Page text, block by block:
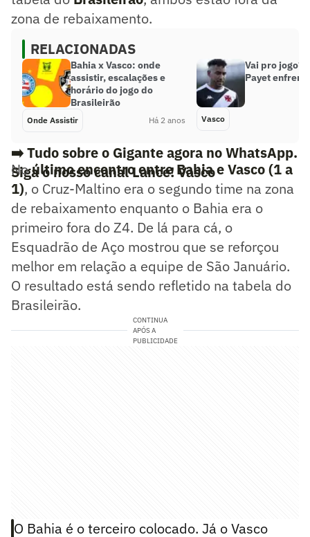
zona de rebaixamento.
RELACIONADAS
Bahia x Vasco: onde
assistir, escalações e
horário do jogo do
Brasileirão
Onde Assistir Há 2 anos
Vai pro jogo?
Payet
Vasco
➡️ Tudo sobre o Gigante agora no WhatsApp.
Siga o nosso canal Lance! Vasco
Noúltimo encontro entre Bahia e Vasco (1 a
1), o Cruz-Maltino era o segundo time na zona
de rebaixamento enquanto o Bahia era o
primeiro fora do Z4. De lá para cá, o
Esquadrão de Aço mostrou que se reforçou
melhor em relação a equipe de São Januário.
O resultado está sendo refletido na tabela do
Brasileirão.
CONTINUA
APÓS A
PUBLICIDADE
O Bahia é o terceiro colocado. Já o Vasco